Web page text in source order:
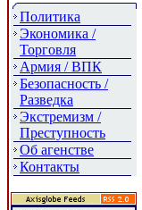
Политика
Экономика /
Торговля
Армия / ВПК
Безопасность /
Разведка
Экстремизм /
Преступность
Об агенстве
Контакты